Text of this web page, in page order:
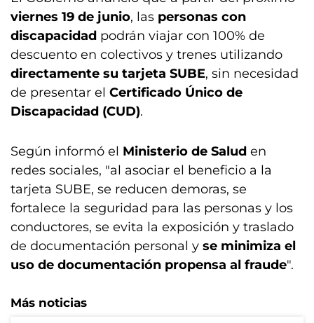
viernes 19 de junio, las personas con
discapacidad podrán viajar con 100% de
descuento en colectivos y trenes utilizando
directamente su tarjeta SUBE, sin necesidad
de presentar el Certificado Único de
Discapacidad (CUD).
Según informó el Ministerio de Salud en
redes sociales, "al asociar el beneficio a la
tarjeta SUBE, se reducen demoras, se
fortalece la seguridad para las personas y los
conductores, se evita la exposición y traslado
de documentación personal y se minimiza el
uso de documentación propensa al fraude".
Más noticias